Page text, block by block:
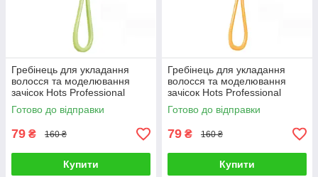
Гребінець для укладання
волосся та моделювання
зачісок Hots Professional
Akula Mint Green (HP22456-
MT)
Готово до відправки
79 ₴ 160 ₴
Купити
Гребінець для укладання
волосся та моделювання
зачісок Hots Professional
Akula Orange (HP22456-OG)
Готово до відправки
79 ₴ 160 ₴
Купити